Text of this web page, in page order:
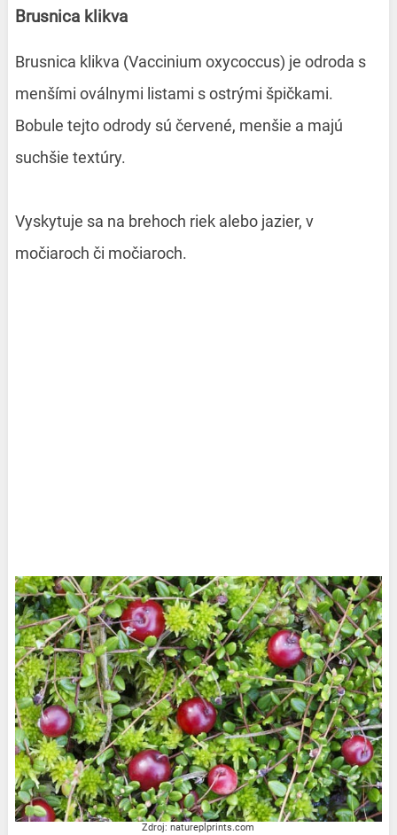
Brusnica klikva
Brusnica klikva (Vaccinium oxycoccus) je odroda s
menšími oválnymi listami s ostrými špičkami.
Bobule tejto odrody sú červené, menšie a majú
suchšie textúry.
Vyskytuje sa na brehoch riek alebo jazier, v
močiaroch či močiaroch.
Zdroj: natureplprints.com